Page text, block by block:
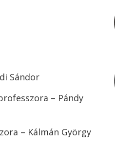
Sándor
– Pándy
– Kálmán György